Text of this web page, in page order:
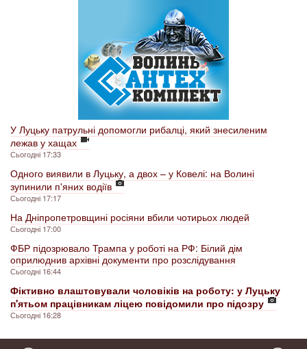
У Луцьку патрульні допомогли рибалці, який знесиленим
лежав у хащах
Сьогодні 17:33
Одного виявили в Луцьку, а двох – у Ковелі: на Волині
зупинили п'яних водіїв
Сьогодні 17:17
На Дніпропетровщині росіяни вбили чотирьох людей
Сьогодні 17:00
ФБР підозрювало Трампа у роботі на РФ: Білий дім
оприлюднив архівні документи про розслідування
Сьогодні 16:44
Фіктивно влаштовували чоловіків на роботу: у Луцьку
п'ятьом працівникам ліцею повідомили про підозру
Сьогодні 16:28